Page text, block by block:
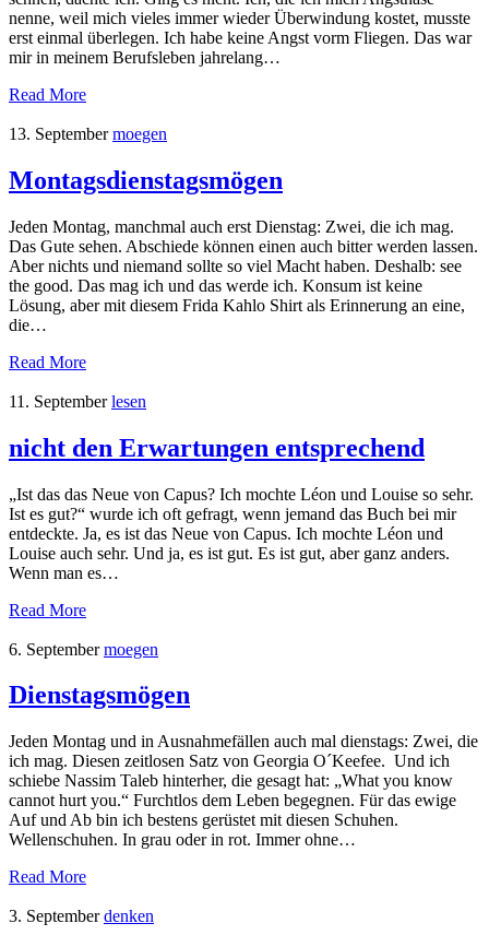
nenne, weil mich vieles immer wieder Überwindung kostet, musste
erst einmal überlegen. Ich habe keine Angst vorm Fliegen. Das war
mir in meinem Berufsleben jahrelang…
Read More
13. September moegen
Montagsdienstagsmögen
Jeden Montag, manchmal auch erst Dienstag: Zwei, die ich mag.
Das Gute sehen. Abschiede können einen auch bitter werden lassen.
Aber nichts und niemand sollte so viel Macht haben. Deshalb: see
the good. Das mag ich und das werde ich. Konsum ist keine
Lösung, aber mit diesem Frida Kahlo Shirt als Erinnerung an eine,
die…
Read More
11. September lesen
nicht den Erwartungen entsprechend
„Ist das das Neue von Capus? Ich mochte Léon und Louise so sehr.
Ist es gut?“ wurde ich oft gefragt, wenn jemand das Buch bei mir
entdeckte. Ja, es ist das Neue von Capus. Ich mochte Léon und
Louise auch sehr. Und ja, es ist gut. Es ist gut, aber ganz anders.
Wenn man es…
Read More
6. September moegen
Dienstagsmögen
Jeden Montag und in Ausnahmefällen auch mal dienstags: Zwei, die
ich mag. Diesen zeitlosen Satz von Georgia O´Keefee. Und ich
schiebe Nassim Taleb hinterher, die gesagt hat: „What you know
cannot hurt you.“ Furchtlos dem Leben begegnen. Für das ewige
Auf und Ab bin ich bestens gerüstet mit diesen Schuhen.
Wellenschuhen. In grau oder in rot. Immer ohne…
Read More
3. September denken